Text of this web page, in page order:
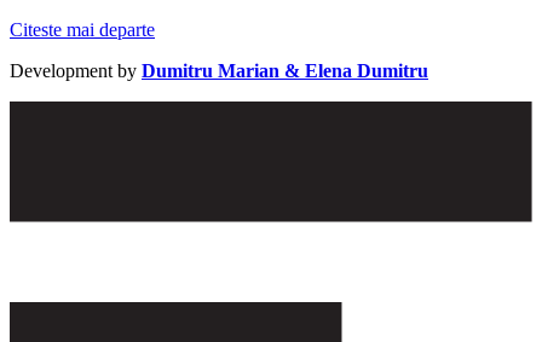
Citeste mai departe
Development by Dumitru Marian & Elena Dumitru